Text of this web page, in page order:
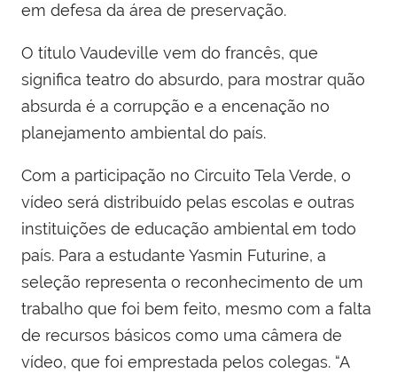
em defesa da área de preservação.
O título Vaudeville vem do francês, que
significa teatro do absurdo, para mostrar quão
absurda é a corrupção e a encenação no
planejamento ambiental do país.
Com a participação no Circuito Tela Verde, o
vídeo será distribuído pelas escolas e outras
instituições de educação ambiental em todo
país. Para a estudante Yasmin Futurine, a
seleção representa o reconhecimento de um
trabalho que foi bem feito, mesmo com a falta
de recursos básicos como uma câmera de
vídeo, que foi emprestada pelos colegas. “A